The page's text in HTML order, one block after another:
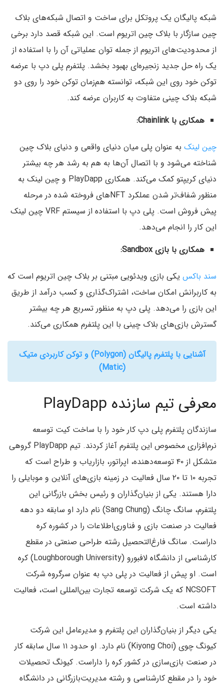
شبکه پالیگان یک پروتکل برای ساخت و اتصال شبکه‌های بلاک
چین سازگار با بلاک چین اتریوم است. این شبکه قصد دارد برخی
از محدودیت‌های اتریوم از جمله توان عملیاتی آن‌ را با استفاده از
یک راه حل جدید زنجیره‌ای بهبود بخشد. پلتفرم پلی دپ با عرضه
توکن خود روی این شبکه، توانسته هم‌زمان توکن خود را روی دو
شبکه بلاک چینی متفاوت به کاربران عرضه کند.
همکاری با Chainlink:
چین لینک به عنوان پلی میان دنیای واقعی و دنیای بلاک چین
شناخته می‌شود و با اتصال آن‌ها به هم به رشد هر چه بیشتر
دنیای کریپتو کمک می‌کند. همکاری PlayDapp و چین لینک به
منظور شفاف‌تر شدن عملکرد NFTهای فروخته شده در مرحله
پیش فروش است. پلی دپ با استفاده از سیستم VRF چین لینک
این کار را انجام می‌دهد.
همکاری با بازی Sandbox:
سند باکس یکی بازی ویدئویی مبتنی بر بلاک چین اتریوم است که
به کاربرانش امکان ساخت، اشتراک‌گذاری و کسب درآمد از طریق
این بازی را می‌دهد. پلی دپ به منظور تسریع هر چه بیشتر
گسترش بازی‌های بلاک چینی با این پلتفرم همکاری می‌کند.
آشنایی با پلتفرم پالیگان (Polygon) و توکن کاربردی متیک
(Matic)
معرفی تیم سازنده PlayDapp
سازندگان پلتفرم پلی دپ کار خود را با ساخت کیت توسعه
نرم‌افزاری مخصوص این پلتفرم آغاز کردند. تیم PlayDapp گروهی
متشکل از ۴۰ توسعه‌دهنده، اپراتور، بازاریاب و طراح است که
تجربه ۱۰ تا ۲۰ سال فعالیت در زمینه بازی‌های آنلاین و موبایلی را
دارا هستند. یکی از بنیان‌گذاران و رئیس بخش بازرگانی این
پلتفرم، سانگ چانگ (Sang Chung) نام دارد او سابقه دو دهه
فعالیت در صنعت بازی و فناوری‌اطلاعات را در کشوره کره
داراست. سانگ فارغ‌التحصیل رشته طراحی صنعتی در مقطع
کارشناسی از دانشگاه لافبورو (Loughborough University) کره
است. او پیش از فعالیت در پلی دپ به عنوان سرگروه شرکت
NCSOFT که یک شرکت توسعه تجارت بین‌المللی است، فعالیت
داشته است.
یکی دیگر از بنیان‌گذاران این پلتفرم و مدیرعامل این شرکت
کیونگ چوی (Kiyong Choi) نام دارد. او حدود ۱۱ سال سابقه کار
در صنعت بازی‌سازی در کشور کره را داراست. کیونگ تحصیلات
خود را در مقطع کارشناسی و رشته مدیریت‌بازرگانی در دانشگاه